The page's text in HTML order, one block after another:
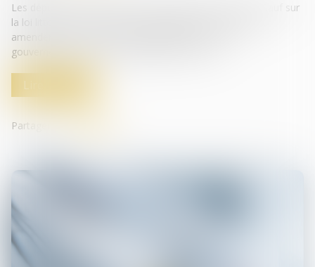
Les députés ont achevé l'examen du projet de loi Elan. Sauf sur
la loi littoral, menacée mais sauvegardée, les nombreux
amendements n'ont guère fait bouger le texte du
gouvernement qui vise à déréguler le secteur...
Lire la suite
Partager sur